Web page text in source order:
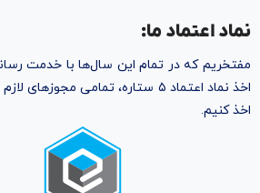
نماد اعتماد ما:
مفتخریم که در تمام این سال‌ها با خدمت
اخذ نماد اعتماد ۵ ستاره، تمامی
اخذ کنیم.